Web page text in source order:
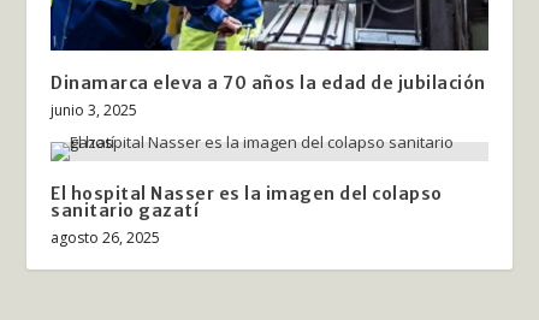
Dinamarca eleva a 70 años la edad de jubilación
junio 3, 2025
El hospital Nasser es la imagen del colapso
sanitario gazatí
agosto 26, 2025